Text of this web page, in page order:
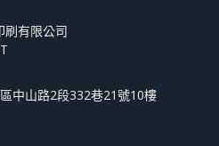
有限公司
中山路2段332巷21號10樓